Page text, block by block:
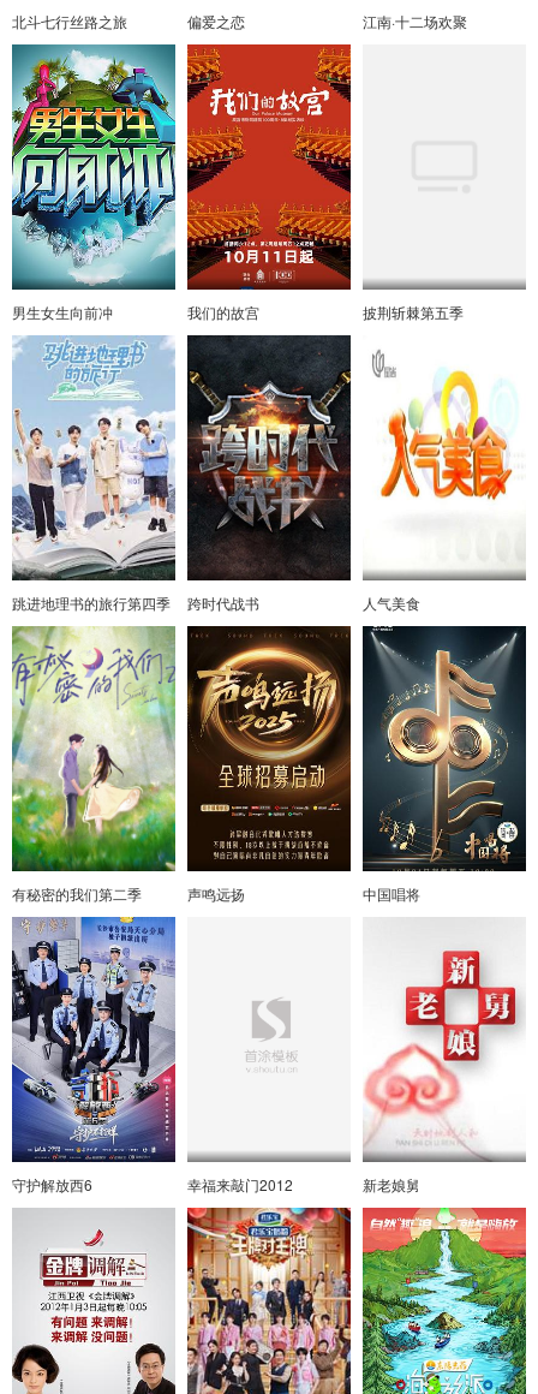
北斗七行丝路之旅 偏爱之恋 江南·十二场欢聚
男生女生向前冲 我们的故宫 披荆斩棘第五季
跳进地理书的旅行第四季 跨时代战书 人气美食
有秘密的我们第二季 声鸣远扬 中国唱将
守护解放西6 幸福来敲门2012 新老娘舅